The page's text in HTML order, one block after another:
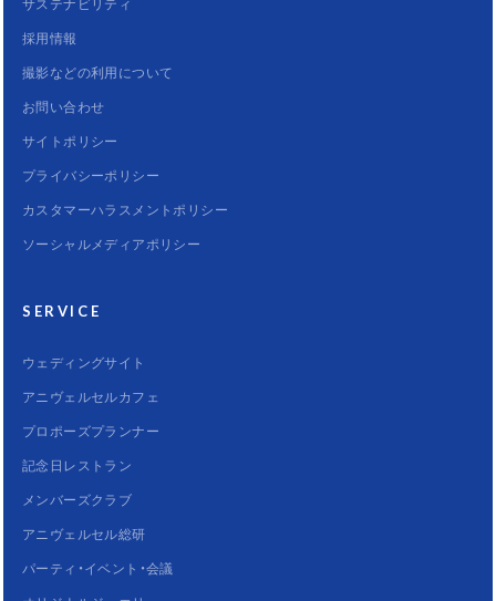
採用情報
撮影などの利用について
お問い合わせ
サイトポリシー
プライバシーポリシー
カスタマーハラスメントポリシー
ソーシャルメディアポリシー
SERVICE
ウェディングサイト
アニヴェルセルカフェ
プロポーズプランナー
記念日レストラン
メンバーズクラブ
アニヴェルセル総研
パーティ・イベント・会議